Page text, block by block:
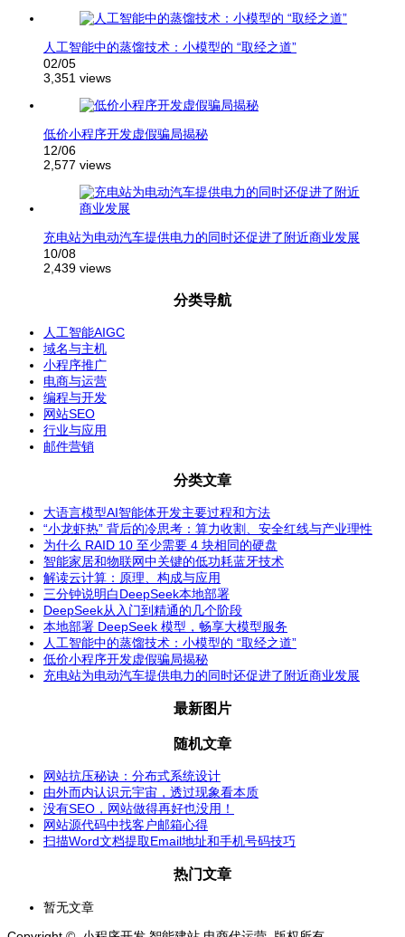
人工智能中的蒸馏技术：小模型的 “取经之道”
02/05
3,351 views
低价小程序开发虚假骗局揭秘
12/06
2,577 views
充电站为电动汽车提供电力的同时还促进了附近商业发展
10/08
2,439 views
分类导航
人工智能AIGC
域名与主机
小程序推广
电商与运营
编程与开发
网站SEO
行业与应用
邮件营销
分类文章
大语言模型AI智能体开发主要过程和方法
“小龙虾热” 背后的冷思考：算力收割、安全红线与产业理性
为什么 RAID 10 至少需要 4 块相同的硬盘
智能家居和物联网中关键的低功耗蓝牙技术
解读云计算：原理、构成与应用
三分钟说明白DeepSeek本地部署
DeepSeek从入门到精通的几个阶段
本地部署 DeepSeek 模型，畅享大模型服务
人工智能中的蒸馏技术：小模型的 “取经之道”
低价小程序开发虚假骗局揭秘
充电站为电动汽车提供电力的同时还促进了附近商业发展
最新图片
随机文章
网站抗压秘诀：分布式系统设计
由外而内认识元宇宙，透过现象看本质
没有SEO，网站做得再好也没用！
网站源代码中找客户邮箱心得
扫描Word文档提取Email地址和手机号码技巧
热门文章
暂无文章